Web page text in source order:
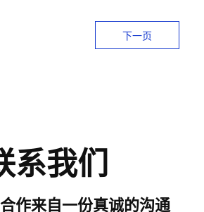
下一页
系我们
作来自一份真诚的沟通